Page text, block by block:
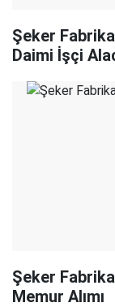
Şeker
Daimi İşçi
Şeker
Memur Alımı